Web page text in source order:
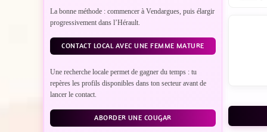
La bonne méthode : commencer à Vendargues, puis élargir
progressivement dans l’Hérault.
CONTACT LOCAL AVEC UNE FEMME MATURE
Une recherche locale permet de gagner du temps : tu
repères les profils disponibles dans ton secteur avant de
lancer le contact.
ABORDER UNE COUGAR